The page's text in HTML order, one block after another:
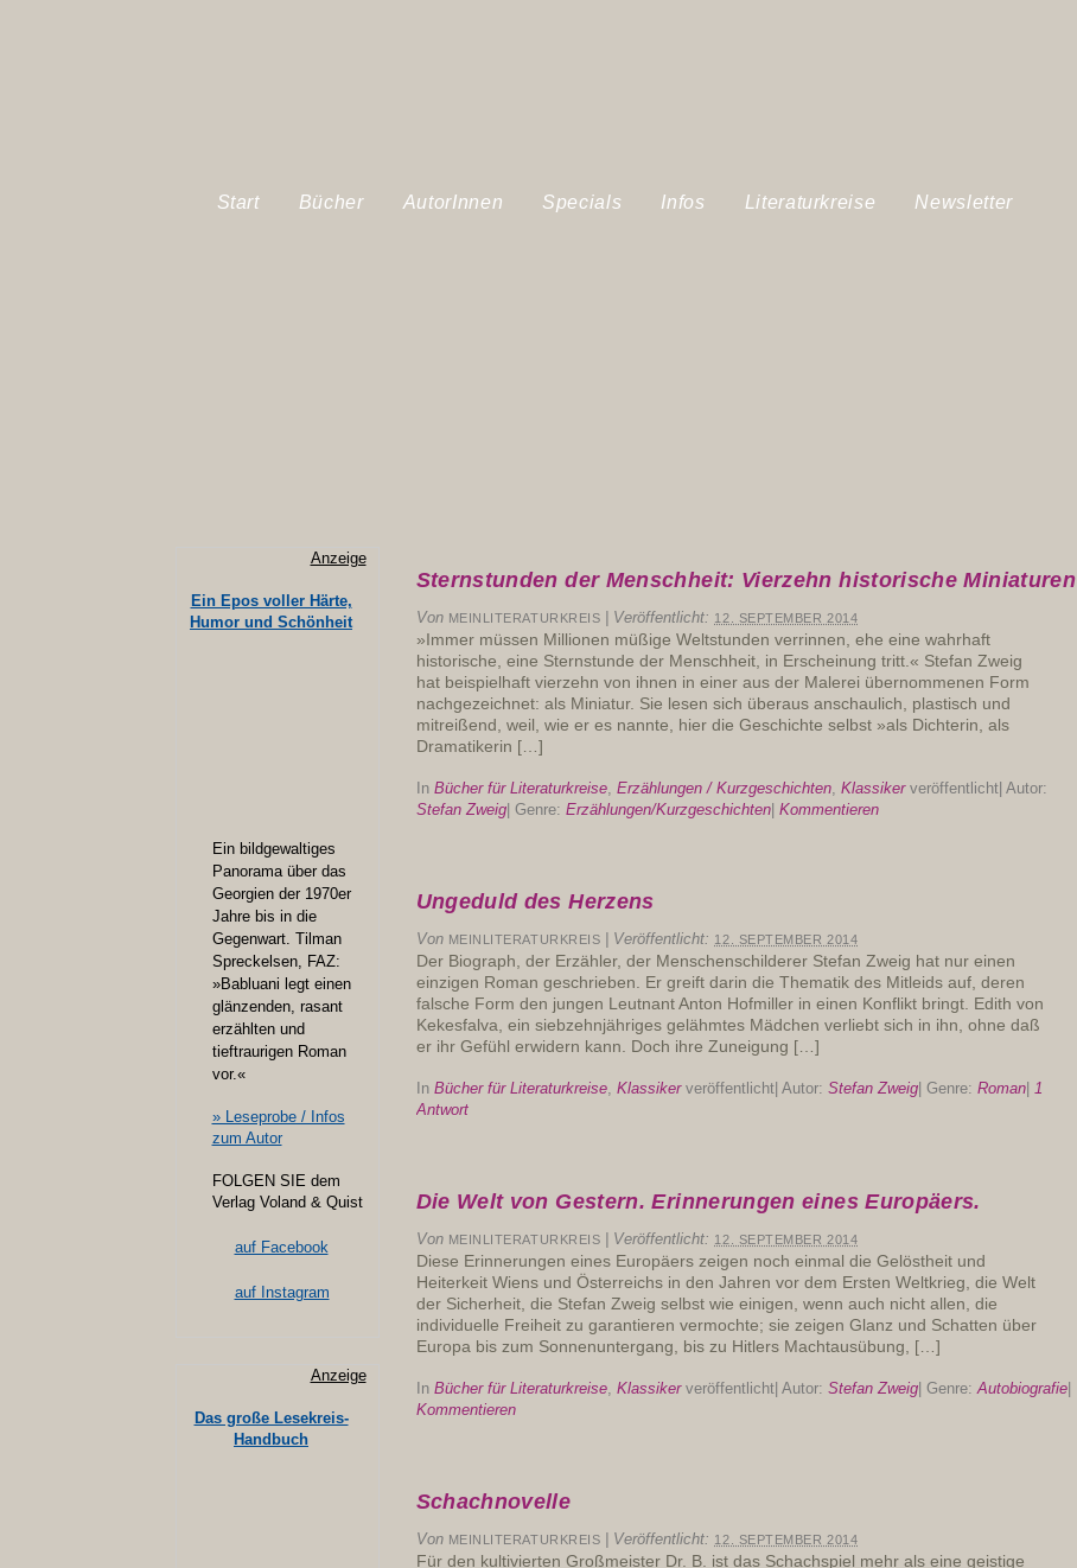
Start Bücher AutorInnen Specials Infos Literaturkreise Newsletter
Sternstunden der Menschheit: Vierzehn historische Miniaturen
Von MEINLITERATURKREIS Veröffentlicht: 12. SEPTEMBER 2014
»Immer müssen Millionen müßige Weltstunden verrinnen, ehe eine wahrhaft
historische, eine Sternstunde der Menschheit, in Erscheinung tritt.« Stefan Zweig
hat beispielhaft vierzehn von ihnen in einer aus der Malerei übernommenen Form
nachgezeichnet: als Miniatur. Sie lesen sich überaus anschaulich, plastisch und
mitreißend, weil, wie er es nannte, hier die Geschichte selbst »als Dichterin, als
Dramatikerin […]
In Bücher für Literaturkreise, Erzählungen / Kurzgeschichten, Klassikerveröffentlicht| Autor:
Stefan Zweig| Genre: Erzählungen/Kurzgeschichten| Kommentieren
Ungeduld des Herzens
Von MEINLITERATURKREIS Veröffentlicht: 12. SEPTEMBER 2014
Der Biograph, der Erzähler, der Menschenschilderer Stefan Zweig hat nur einen
einzigen Roman geschrieben. Er greift darin die Thematik des Mitleids auf, deren
falsche Form den jungen Leutnant Anton Hofmiller in einen Konflikt bringt. Edith von
Kekesfalva, ein siebzehnjähriges gelähmtes Mädchen verliebt sich in ihn, ohne daß
er ihr Gefühl erwidern kann. Doch ihre Zuneigung […]
In Bücher für Literaturkreise, Klassikerveröffentlicht| Autor: Stefan Zweig| Genre: Roman| 1
Antwort
Die Welt von Gestern. Erinnerungen eines Europäers.
Von MEINLITERATURKREIS Veröffentlicht: 12. SEPTEMBER 2014
Diese Erinnerungen eines Europäers zeigen noch einmal die Gelöstheit und
Heiterkeit Wiens und Österreichs in den Jahren vor dem Ersten Weltkrieg, die Welt
der Sicherheit, die Stefan Zweig selbst wie einigen, wenn auch nicht allen, die
individuelle Freiheit zu garantieren vermochte; sie zeigen Glanz und Schatten über
Europa bis zum Sonnenuntergang, bis zu Hitlers Machtausübung, […]
In Bücher für Literaturkreise, Klassikerveröffentlicht| Autor: Stefan Zweig| Genre:Autobiografie|
Kommentieren
Schachnovelle
Von MEINLITERATURKREIS Veröffentlicht: 12. SEPTEMBER 2014
Für den kultivierten Großmeister Dr. B. ist das Schachspiel mehr als eine geistige
Anzeige
Ein Epos voller Härte,
Humor und Schönheit
Ein bildgewaltiges
Panorama über das
Georgien der 1970er
Jahre bis in die
Gegenwart. Tilman
Spreckelsen, FAZ:
»Babluani legt einen
glänzenden, rasant
erzählten und
tieftraurigen Roman
vor.«
» Leseprobe / Infos
zum Autor
FOLGEN SIE dem
Verlag Voland & Quist
auf Facebook
auf Instagram
Anzeige
Das große Lesekreis-
Handbuch